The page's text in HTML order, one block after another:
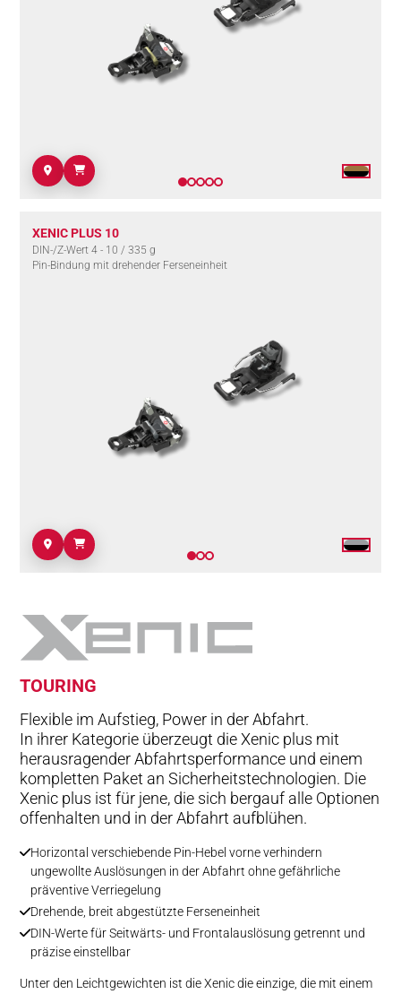
XENIC PLUS 10
DIN-/Z-Wert 4 - 10 / 335 g
Pin-Bindung mit drehender Ferseneinheit
TOURING
Flexible im Aufstieg, Power in der Abfahrt.
In ihrer Kategorie überzeugt die Xenic plus mit
herausragender Abfahrtsperformance und einem
kompletten Paket an Sicherheitstechnologien. Die
Xenic plus ist für jene, die sich bergauf alle Optionen
offenhalten und in der Abfahrt aufblühen.
Horizontal verschiebende Pin-Hebel vorne verhindern
ungewollte Auslösungen in der Abfahrt ohne gefährliche
präventive Verriegelung
Drehende, breit abgestützte Ferseneinheit
DIN-Werte für Seitwärts- und Frontalauslösung getrennt und
präzise einstellbar
Unter den Leichtgewichten ist die Xenic die einzige, die mit einem